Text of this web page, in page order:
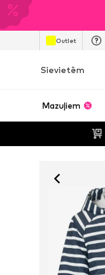
Outlet
Sievietēm
Mazuļiem